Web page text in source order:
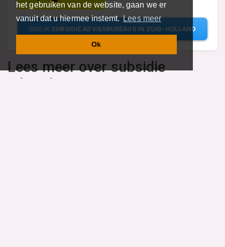
het gebruiken van de website, gaan we er
vanuit dat u hiermee instemt.Lees meer
Ok
BEKIJK SUBSIDIE ADVIESBUREAUS IN ZUID-HOLLAND
Lees meer over subsidie
adviesbureau